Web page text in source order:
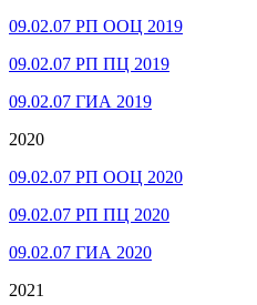
09.02.07 РП ООЦ 2019
09.02.07 РП ПЦ 2019
09.02.07 ГИА 2019
2020
09.02.07 РП ООЦ 2020
09.02.07 РП ПЦ 2020
09.02.07 ГИА 2020
2021